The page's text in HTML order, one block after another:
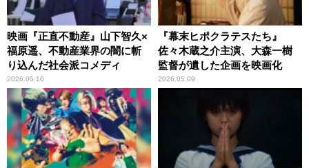
映画『正直不動産』山下智久×
福原遥、不動産業界の闇に斬
り込んだ社会派コメディ
2026.05.16
『幕末ヒポクラテスたち』
佐々木蔵之介主演、大森一樹
監督が遺した企画を映画化
2026.05.09